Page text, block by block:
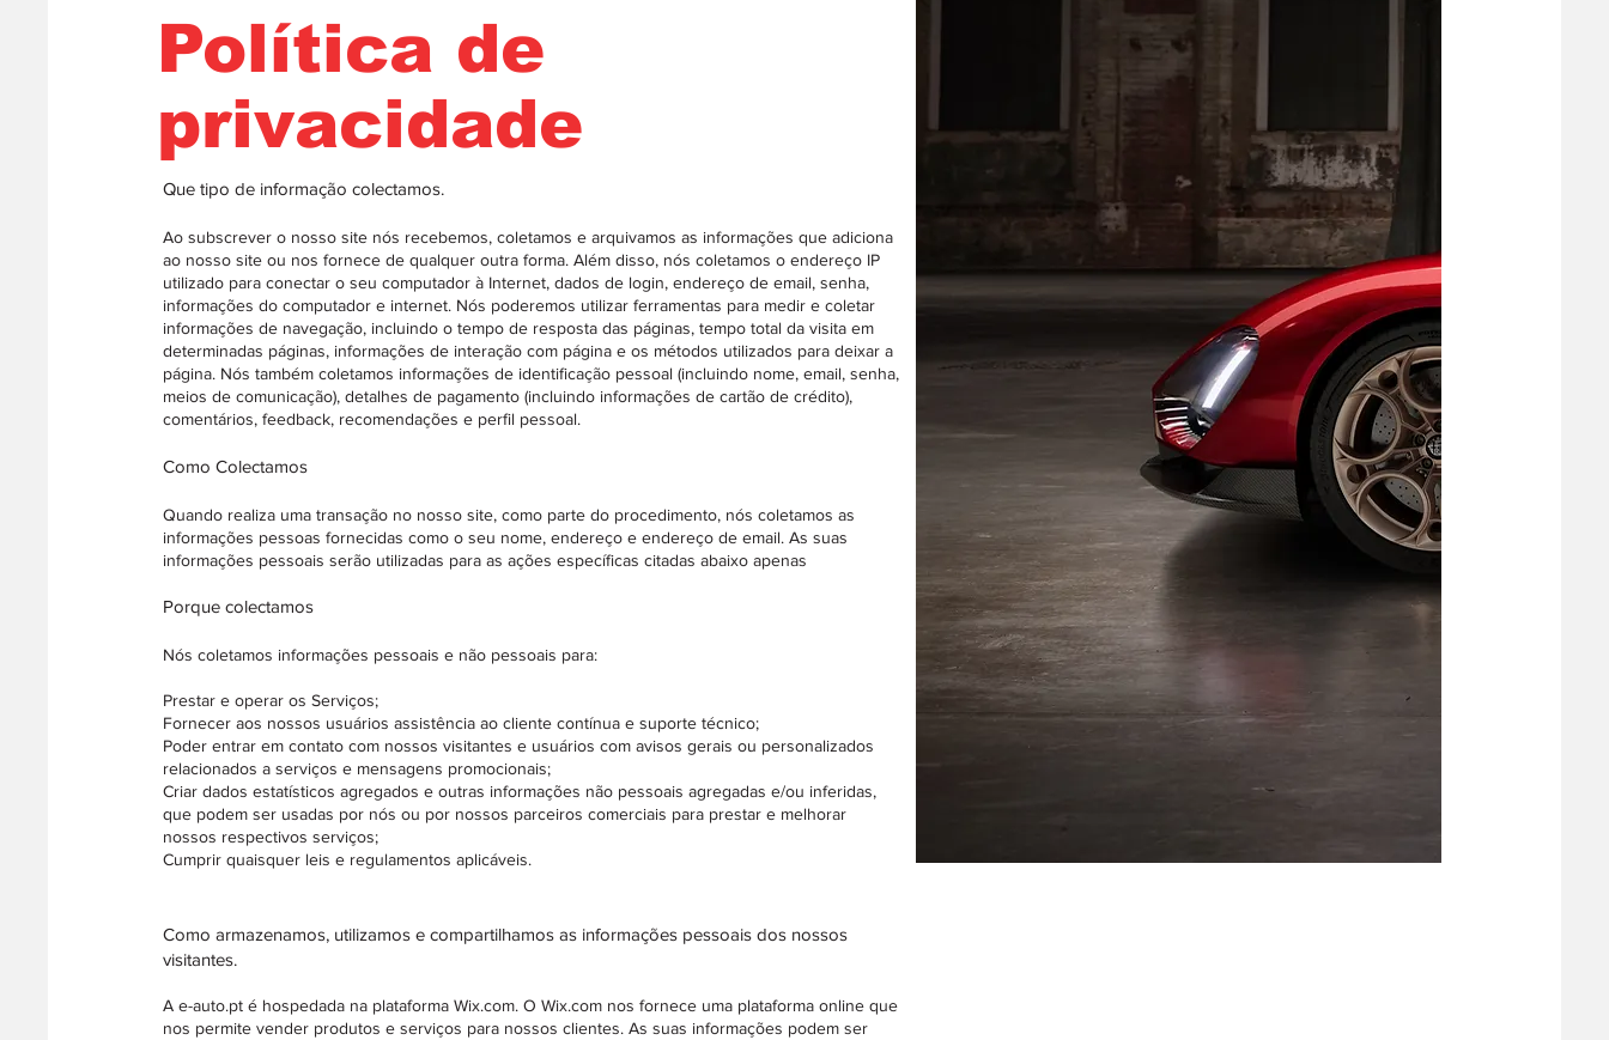
Política de
privacidade
Que tipo de informação colectamos.
Ao subscrever o nosso site nós recebemos, coletamos e arquivamos as informações que adiciona
ao nosso site ou nos fornece de qualquer outra forma. Além disso, nós coletamos o endereço IP
utilizado para conectar o seu computador à Internet, dados de login, endereço de email, senha,
informações do computador e internet. Nós poderemos utilizar ferramentas para medir e coletar
informações de navegação, incluindo o tempo de resposta das páginas, tempo total da visita em
determinadas páginas, informações de interação com página e os métodos utilizados para deixar a
página. Nós também coletamos informações de identificação pessoal (incluindo nome, email, senha,
meios de comunicação), detalhes de pagamento (incluindo informações de cartão de crédito),
comentários, feedback, recomendações e perfil pessoal.
Como Colectamos
Quando realiza uma transação no nosso site, como parte do procedimento, nós coletamos as
informações pessoas fornecidas como o seu nome, endereço e endereço de email. As suas
informações pessoais serão utilizadas para as ações específicas citadas abaixo apenas
Porque colectamos
Nós coletamos informações pessoais e não pessoais para:
Prestar e operar os Serviços;
Fornecer aos nossos usuários assistência ao cliente contínua e suporte técnico;
Poder entrar em contato com nossos visitantes e usuários com avisos gerais ou personalizados
relacionados a serviços e mensagens promocionais;
Criar dados estatísticos agregados e outras informações não pessoais agregadas e/ou inferidas,
que podem ser usadas por nós ou por nossos parceiros comerciais para prestar e melhorar
nossos respectivos serviços;
Cumprir quaisquer leis e regulamentos aplicáveis.
Como armazenamos, utilizamos e compartilhamos as informações pessoais dos nossos
visitantes.
A e-auto.pt é hospedada na plataforma Wix.com. O Wix.com nos fornece uma plataforma online que
nos permite vender produtos e serviços para nossos clientes. As suas informações podem ser